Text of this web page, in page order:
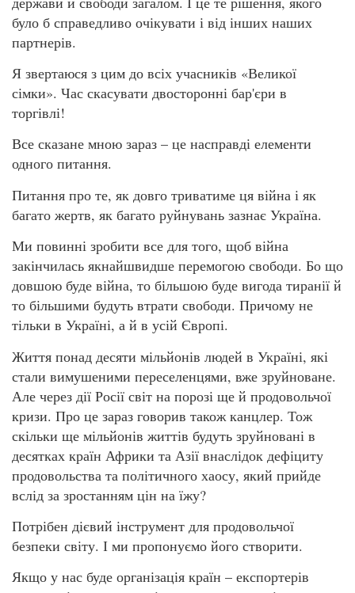
було б справедливо очікувати і від інших наших
партнерів.
Я звертаюся з цим до всіх учасників «Великої
сімки». Час скасувати двосторонні бар'єри в
торгівлі!
Все сказане мною зараз – це насправді елементи
одного питання.
Питання про те, як довго триватиме ця війна і як
багато жертв, як багато руйнувань зазнає Україна.
Ми повинні зробити все для того, щоб війна
закінчилась якнайшвидше перемогою свободи. Бо що
довшою буде війна, то більшою буде вигода тиранії й
то більшими будуть втрати свободи. Причому не
тільки в Україні, а й в усій Європі.
Життя понад десяти мільйонів людей в Україні, які
стали вимушеними переселенцями, вже зруйноване.
Але через дії Росії світ на порозі ще й продовольчої
кризи. Про це зараз говорив також канцлер. Тож
скільки ще мільйонів життів будуть зруйновані в
десятках країн Африки та Азії внаслідок дефіциту
продовольства та політичного хаосу, який прийде
вслід за зростанням цін на їжу?
Потрібен дієвий інструмент для продовольчої
безпеки світу. І ми пропонуємо його створити.
Якщо у нас буде організація країн – експортерів